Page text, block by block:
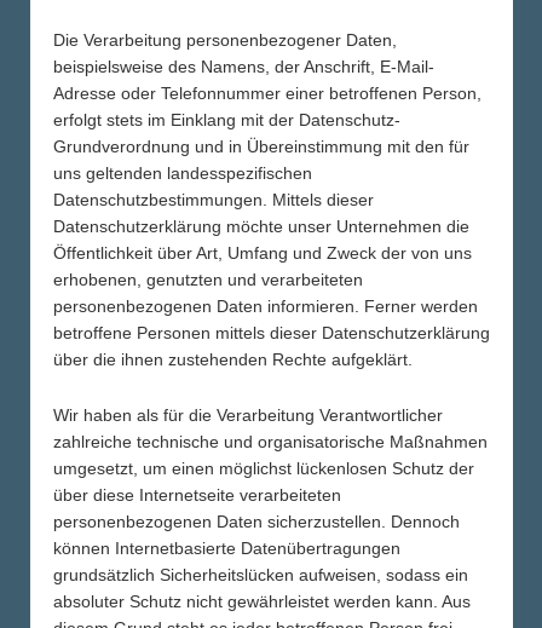
LANGE WIRKUNGSDAUER
WISSENSCHAFTLICH
BELEGT
70%
Die Verarbeitung personenbezogener Daten,
beispielsweise des Namens, der Anschrift, E-Mail-
Adresse oder Telefonnummer einer betroffenen Person,
erfolgt stets im Einklang mit der Datenschutz-
Grundverordnung und in Übereinstimmung mit den für
uns geltenden landesspezifischen
Datenschutzbestimmungen. Mittels dieser
Datenschutzerklärung möchte unser Unternehmen die
Öffentlichkeit über Art, Umfang und Zweck der von uns
erhobenen, genutzten und verarbeiteten
personenbezogenen Daten informieren. Ferner werden
betroffene Personen mittels dieser Datenschutzerklärung
über die ihnen zustehenden Rechte aufgeklärt.
Wir haben als für die Verarbeitung Verantwortlicher
zahlreiche technische und organisatorische Maßnahmen
umgesetzt, um einen möglichst lückenlosen Schutz der
über diese Internetseite verarbeiteten
personenbezogenen Daten sicherzustellen. Dennoch
können Internetbasierte Datenübertragungen
grundsätzlich Sicherheitslücken aufweisen, sodass ein
absoluter Schutz nicht gewährleistet werden kann. Aus